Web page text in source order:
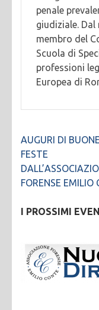
penale
giudiziale. Dal
membro del
Scuola di
professioni
Europea di
articoli
AUGURI DI BUONE
FESTE
FORENSE EMILIO
I PROSSIMI